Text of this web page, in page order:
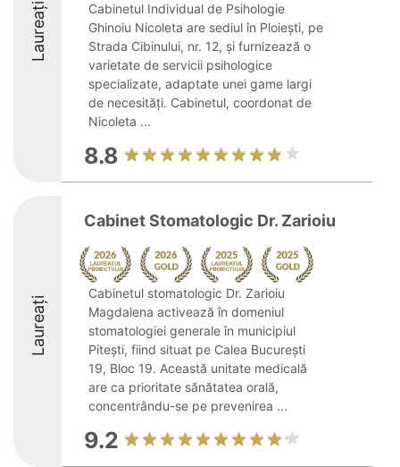
Laureați
Cabinetul Individual de Psihologie
Ghinoiu Nicoleta are sediul în Ploiești, pe
Strada Cibinului, nr. 12, și furnizează o
varietate de servicii psihologice
specializate, adaptate unei game largi
de necesități. Cabinetul, coordonat de
Nicoleta ...
8.8
Laureați
Cabinet Stomatologic Dr. Zarioiu
Cabinetul stomatologic Dr. Zarioiu
Magdalena activează în domeniul
stomatologiei generale în municipiul
Pitești, fiind situat pe Calea București
19, Bloc 19. Această unitate medicală
are ca prioritate sănătatea orală,
concentrându-se pe prevenirea ...
9.2